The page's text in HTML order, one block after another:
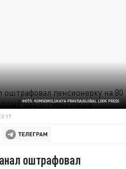
ФОТО: KOMSOMOLSKAYA PRAVDA/GLOBAL LOOK PRESS
оштрафовал